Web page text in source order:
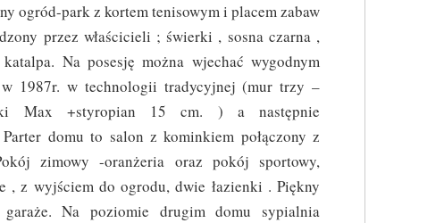
ogród-park z kortem tenisowym i placem zabaw
przez właścicieli ; świerki , sosna czarna ,
Na posesję można wjechać wygodnym
w 1987r. w technologii tradycyjnej (mur trzy –
Max +styropian 15 cm. ) a następnie
domu to salon z kominkiem połączony z
zimowy -oranżeria oraz pokój sportowy,
, z wyjściem do ogrodu, dwie łazienki . Piękny
Na poziomie drugim domu sypialnia